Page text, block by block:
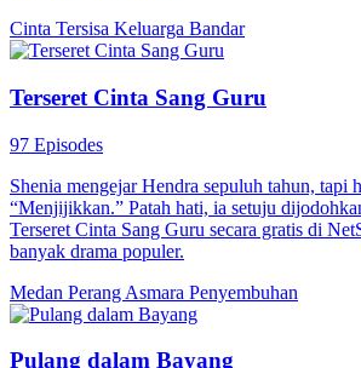
Cinta Tersisa Keluarga Bandar
Terseret Cinta Sang Guru
97 Episodes
Shenia mengejar Hendra sepuluh tahun, tapi
“Menjijikkan.” Patah hati, ia setuju
Terseret Cinta Sang Guru secara gratis di
banyak drama populer.
Medan Perang Asmara Penyembuhan
Pulang dalam Bayang